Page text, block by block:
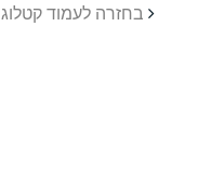
בחזרה לעמוד קטלוג X-Ring אטמי גומי